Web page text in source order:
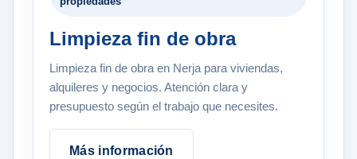
Limpieza fin de obra
Limpieza fin de obra en Nerja para viviendas,
alquileres y negocios. Atención clara y
presupuesto según el trabajo que necesites.
Más información